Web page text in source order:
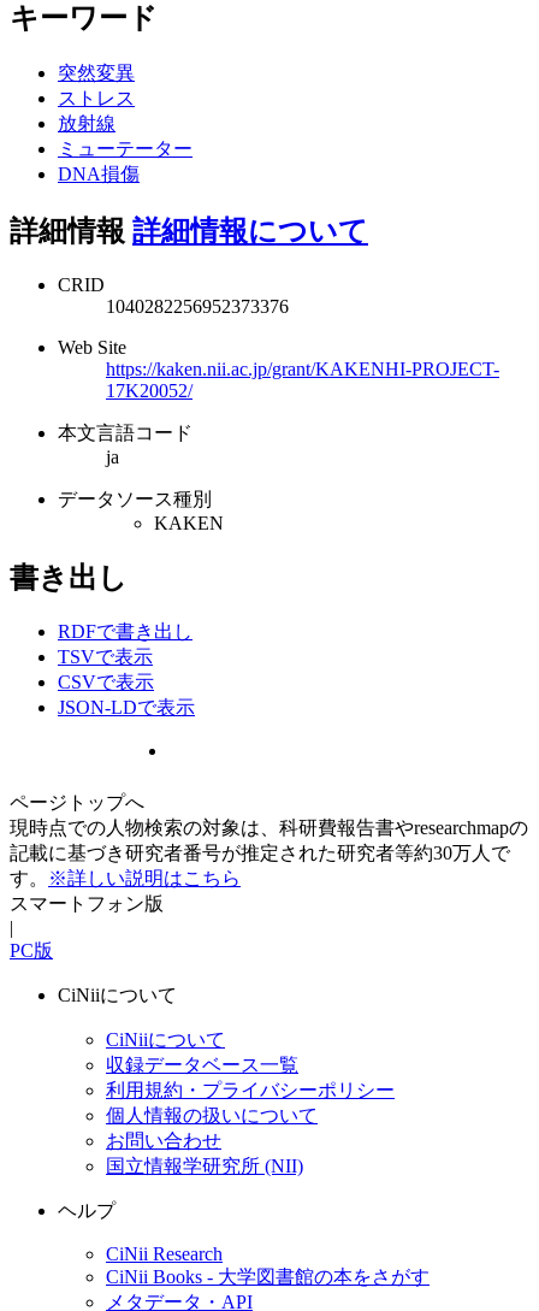
キーワード
突然変異
ストレス
放射線
ミューテーター
DNA損傷
詳細情報 詳細情報について
CRID
1040282256952373376
Web Site
https://kaken.nii.ac.jp/grant/KAKENHI-PROJECT-
17K20052/
本文言語コード
ja
データソース種別
KAKEN
書き出し
RDFで書き出し
TSVで表示
CSVで表示
JSON-LDで表示
ページトップへ
現時点での人物検索の対象は、科研費報告書やresearchmapの
記載に基づき研究者番号が推定された研究者等約30万人で
す。
※詳しい説明はこちら
スマートフォン版
|
PC版
CiNiiについて
CiNiiについて
収録データベース一覧
利用規約・プライバシーポリシー
個人情報の扱いについて
お問い合わせ
国立情報学研究所 (NII)
ヘルプ
CiNii Research
CiNii Books - 大学図書館の本をさがす
メタデータ・API